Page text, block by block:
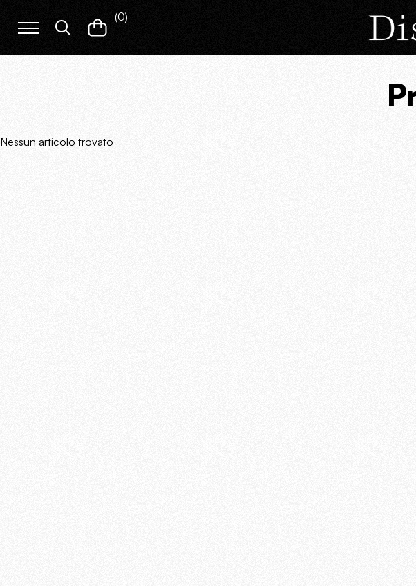
(0)
Nessun articolo trovato